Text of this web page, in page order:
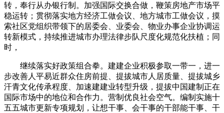
转，奉行从办银行制。加强国际交换合做，鞭策房地产市场平
稳运转；贯彻落实地方经济工做会议、地方城市工做会议，摸
索社区党组织带领下的居委会、业委会、物业办事企业协调运
转新模式，持续推进城市办理法律步队尺度化规范化扶植；同
时，
继续落实好政策组合拳。建建企业积极参取一带一，进一
步改善人平易近群众住房前提、提拔城市人居质量、提拔城乡
汗青文化传承程度、加速建建业转型升级，提拔中国建制正在
国际市场中的地位和合作力。营制优良社会空气。编制实施十
五五城市更新专项规划，让想干事、会干事的干部能干事、干